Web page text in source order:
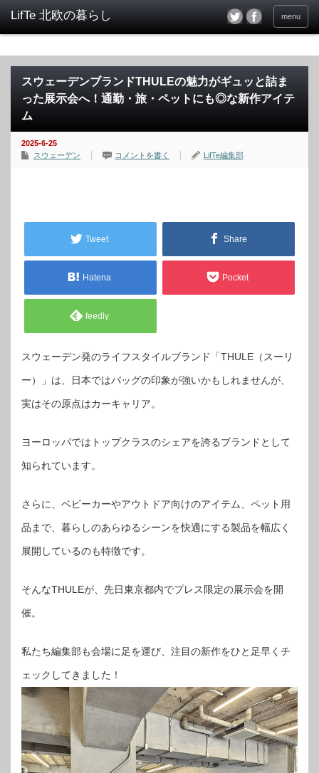
menu
スウェーデンブランドTHULEの魅力がギュッと詰ま
った展示会へ！通勤・旅・ペットにも◎な新作アイテ
ム
2025-6-25
スウェーデン
コメントを書く LifTe編集部
Tweet Share
Hatena Pocket
feedly
スウェーデン発のライフスタイルブランド「THULE（スーリ
ー）」は、日本ではバッグの印象が強いかもしれませんが、
実はその原点はカーキャリア。
ヨーロッパではトップクラスのシェアを誇るブランドとして
知られています。
さらに、ベビーカーやアウトドア向けのアイテム、ペット用
品まで、暮らしのあらゆるシーンを快適にする製品を幅広く
展開しているのも特徴です。
そんなTHULEが、先日東京都内でプレス限定の展示会を開
催。
私たち編集部も会場に足を運び、注目の新作をひと足早くチ
ェックしてきました！